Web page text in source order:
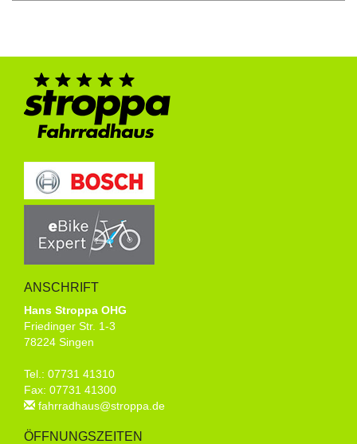
ANSCHRIFT
Hans Stroppa OHG
Friedinger Str. 1-3
78224 Singen
Tel.: 07731 41310
Fax: 07731 41300
fahrradhaus@stroppa.de
ÖFFNUNGSZEITEN